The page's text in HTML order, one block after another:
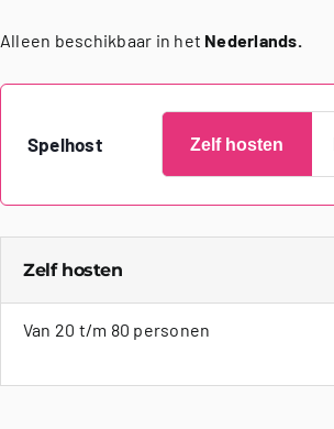
Alleen beschikbaar in het Nederlands.
Spelhost Zelf hosten
Zelf hosten
Van 20 t/m 80 personen